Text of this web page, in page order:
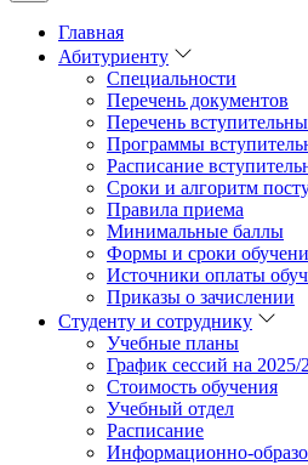
Главная
Абитуриенту
Специальности
Перечень документов
Перечень
Программы
Расписание
Сроки и алгоритм
Правила приема
Минимальные баллы
Формы и сроки
Источники оплаты
Приказы о зачислении
Студенту и сотруднику
Учебные планы
График сессий на
Стоимость обучения
Учебный отдел
Расписание
Информационно-